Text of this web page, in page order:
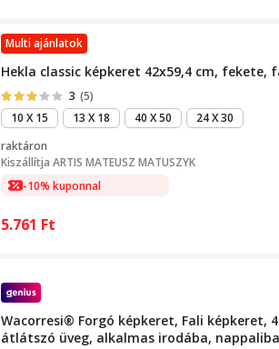
Multi ajánlatok
Hekla classic képkeret 42x59,4 cm, fekete,
3 (5)
10 X 15
13 X 18 40 X 50
24 X 30
raktáron
Kiszállítja ARTIS MATEUSZ MATUSZYK
-10% kuponnal
5.761 Ft
Wacorresi® Forgó képkeret, Fali képkeret,
átlátszó üveg, alkalmas irodába,